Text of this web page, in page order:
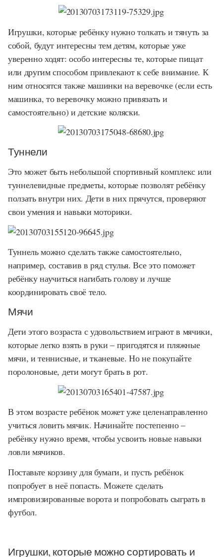
Игрушки, которые ребёнку нужно толкать и тянуть за
собой, будут интересны тем детям, которые уже
уверенно ходят: особо интересны те, которые пищат
или другим способом привлекают к себе внимание. К
ним относятся также машинки на веревочке (если есть
машинка, то веревочку можно привязать и
самостоятельно) и детские коляски.
Туннели
Это может быть небольшой спортивный комплекс или
туннелевидные предметы, которые позволят ребёнку
ползать внутри них. Дети в них прячутся, проверяют
свои умения и навыки моторики.
Туннель можно сделать также самостоятельно,
например, составив в ряд стулья. Все это поможет
ребёнку научиться нагибать голову и лучше
координировать своё тело.
Мячи
Дети этого возраста с удовольствием играют в мячики,
которые легко взять в руки – пригодятся и пляжные
мячи, и теннисные, и тканевые. Но не покупайте
поролоновые, дети могут брать в рот.
В этом возрасте ребёнок может уже целенаправленно
учиться ловить мячик. Начинайте постепенно –
ребёнку нужно время, чтобы усвоить новые навыки
ловли мячиков.
Поставьте корзину для бумаги, и пусть ребёнок
попробует в неё попасть. Можете сделать
импровизированные ворота и попробовать сыграть в
футбол.
Игрушки, которые можно сортировать и